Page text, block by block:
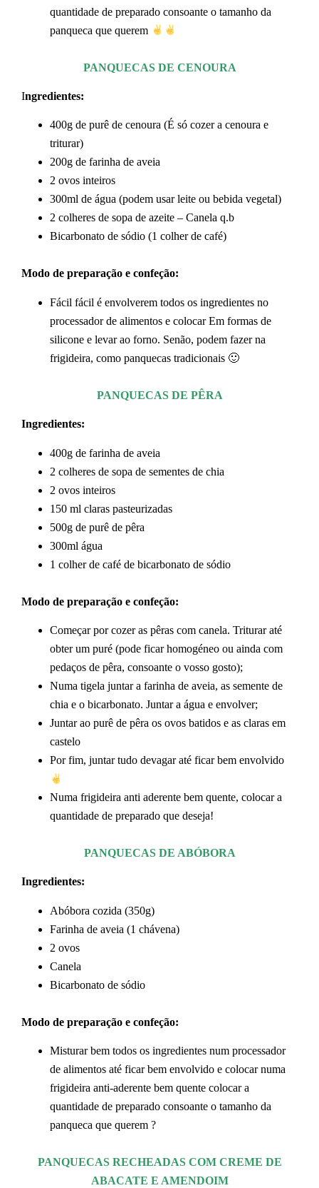
quantidade de preparado consoante o tamanho da
panqueca que querem
PANQUECAS DE CENOURA
Ingredientes:
400g de purê de cenoura (É só cozer a cenoura e
triturar)
200g de farinha de aveia
2 ovos inteiros
300ml de água (podem usar leite ou bebida vegetal)
2 colheres de sopa de azeite – Canela q.b
Bicarbonato de sódio (1 colher de café)
Modo de preparação e confeção:
Fácil fácil é envolverem todos os ingredientes no
processador de alimentos e colocar Em formas de
silicone e levar ao forno. Senão, podem fazer na
frigideira, como panquecas tradicionais 🙂
PANQUECAS DE PÊRA
Ingredientes:
400g de farinha de aveia
2 colheres de sopa de sementes de chia
2 ovos inteiros
150 ml claras pasteurizadas
500g de purê de pêra
300ml água
1 colher de café de bicarbonato de sódio
Modo de preparação e confeção:
Começar por cozer as pêras com canela. Triturar até
obter um puré (pode ficar homogéneo ou ainda com
pedaços de pêra, consoante o vosso gosto);
Numa tigela juntar a farinha de aveia, as semente de
chia e o bicarbonato. Juntar a água e envolver;
Juntar ao purê de pêra os ovos batidos e as claras em
castelo
Por fim, juntar tudo devagar até ficar bem envolvido
Numa frigideira anti aderente bem quente, colocar a
quantidade de preparado que deseja!
PANQUECAS DE ABÓBORA
Ingredientes:
Abóbora cozida (350g)
Farinha de aveia (1 chávena)
2 ovos
Canela
Bicarbonato de sódio
Modo de preparação e confeção:
Misturar bem todos os ingredientes num processador
de alimentos até ficar bem envolvido e colocar numa
frigideira anti-aderente bem quente colocar a
quantidade de preparado consoante o tamanho da
panqueca que querem ?
PANQUECAS RECHEADAS COM CREME DE
ABACATE E AMENDOIM